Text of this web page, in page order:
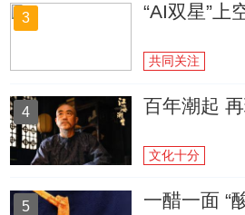
3 “AI双星”上
共同关注
4 百年潮起
文化十分
5 一醋一面 “